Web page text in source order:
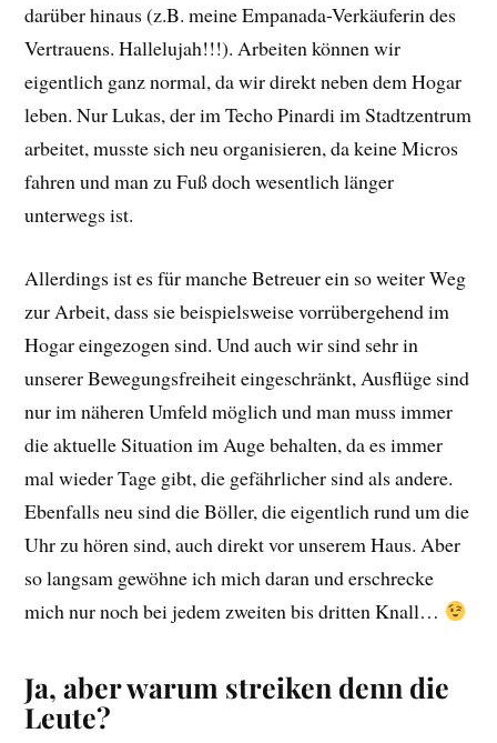
darüber hinaus (z.B. meine Empanada-Verkäuferin des
Vertrauens. Hallelujah!!!). Arbeiten können wir
eigentlich ganz normal, da wir direkt neben dem Hogar
leben. Nur Lukas, der im Techo Pinardi im Stadtzentrum
arbeitet, musste sich neu organisieren, da keine Micros
fahren und man zu Fuß doch wesentlich länger
unterwegs ist.
Allerdings ist es für manche Betreuer ein so weiter Weg
zur Arbeit, dass sie beispielsweise vorrübergehend im
Hogar eingezogen sind. Und auch wir sind sehr in
unserer Bewegungsfreiheit eingeschränkt, Ausflüge sind
nur im näheren Umfeld möglich und man muss immer
die aktuelle Situation im Auge behalten, da es immer
mal wieder Tage gibt, die gefährlicher sind als andere.
Ebenfalls neu sind die Böller, die eigentlich rund um die
Uhr zu hören sind, auch direkt vor unserem Haus. Aber
so langsam gewöhne ich mich daran und erschrecke
mich nur noch bei jedem zweiten bis dritten Knall…
Ja, aber warum streiken denn die
Leute?